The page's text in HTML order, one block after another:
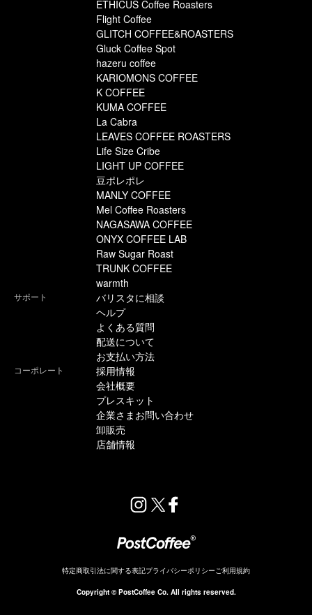
ETHICUS Coffee Roasters
Flight Coffee
GLITCH COFFEE&ROASTERS
Gluck Coffee Spot
hazeru coffee
KARIOMONS COFFEE
K COFFEE
KUMA COFFEE
La Cabra
LEAVES COFFEE ROASTERS
Life Size Cribe
LIGHT UP COFFEE
豆ポレポレ
MANLY COFFEE
Mel Coffee Roasters
NAGASAWA COFFEE
ONYX COFFEE LAB
Raw Sugar Roast
TRUNK COFFEE
warmth
サポート
バリスタに相談
ヘルプ
よくある質問
配送について
お支払い方法
コーポレート
採用情報
会社概要
プレスキット
企業さまお問い合わせ
卸販売
店舗情報
特定商取引法に関する表記プライバシーポリシーご利用規約
Copyright © PostCoffee Co. All rights reserved.
販売終了